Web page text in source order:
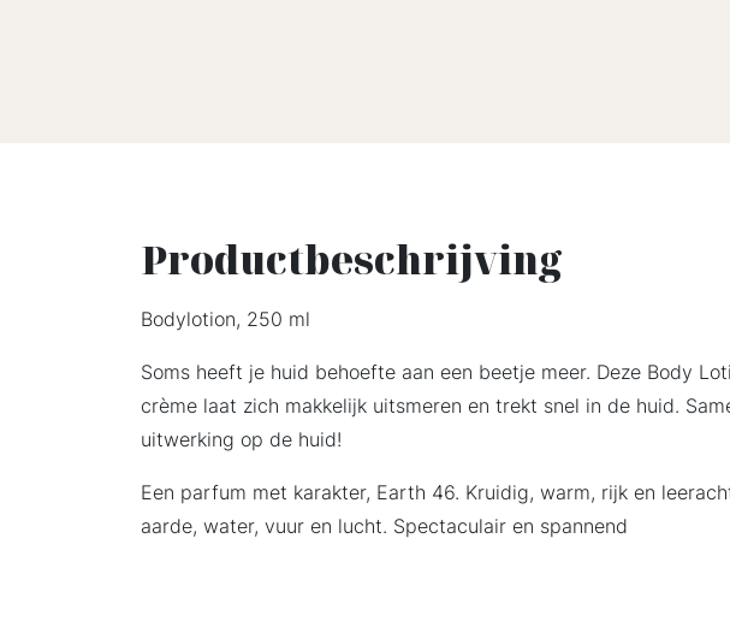
Productbeschrijving
Bodylotion, 250 ml
Soms heeft je huid behoefte aan een beetje meer. Deze Body
crème laat zich makkelijk uitsmeren en trekt snel in de huid.
uitwerking op de huid!
Een parfum met karakter, Earth 46. Kruidig, warm, rijk en
aarde, water, vuur en lucht. Spectaculair en spannend